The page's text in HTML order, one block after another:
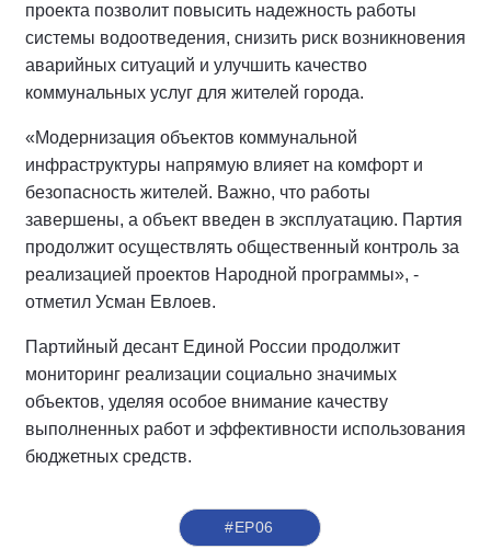
проекта позволит повысить надежность работы
системы водоотведения, снизить риск возникновения
аварийных ситуаций и улучшить качество
коммунальных услуг для жителей города.
«Модернизация объектов коммунальной
инфраструктуры напрямую влияет на комфорт и
безопасность жителей. Важно, что работы
завершены, а объект введен в эксплуатацию. Партия
продолжит осуществлять общественный контроль за
реализацией проектов Народной программы», -
отметил Усман Евлоев.
Партийный десант Единой России продолжит
мониторинг реализации социально значимых
объектов, уделяя особое внимание качеству
выполненных работ и эффективности использования
бюджетных средств.
#ЕР06